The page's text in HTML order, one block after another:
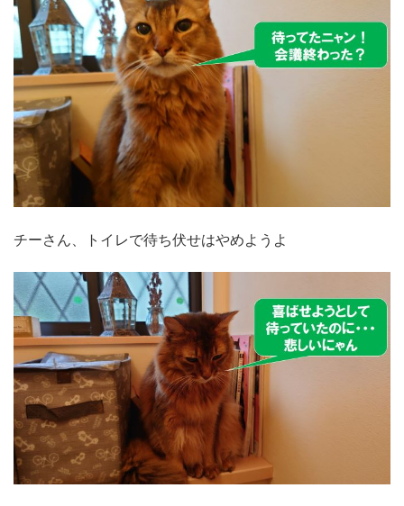
チーさん、トイレで待ち伏せはやめようよ